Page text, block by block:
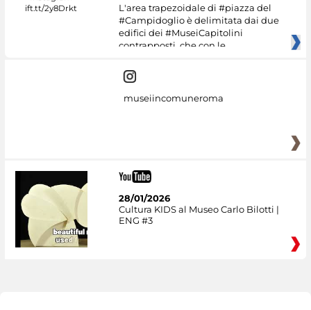
L'area trapezoidale di #piazza del
#Campidoglio è delimitata dai due
edifici dei #MuseiCapitolini
contrapposti, che con le
museiincomuneroma
28/01/2026
Cultura KIDS al Museo Carlo Bilotti |
ENG #3